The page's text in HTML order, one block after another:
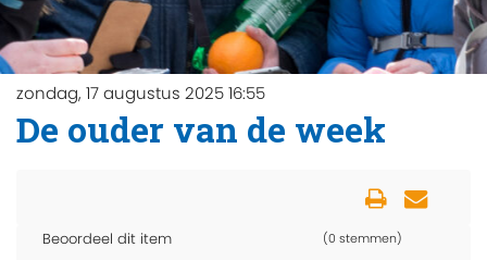
zondag, 17 augustus 2025 16:55
De ouder van de week
Beoordeel dit item (0 stemmen)